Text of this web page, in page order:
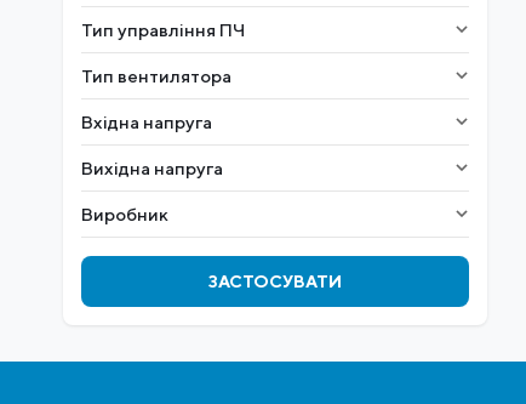
Тип управління ПЧ
Тип вентилятора
Вхідна напруга
Вихідна напруга
Виробник
ЗАСТОСУВАТИ